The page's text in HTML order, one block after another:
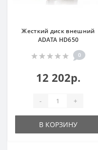
Жесткий диск внешний
ADATA HD650
0
12 202р.
- +
В КОРЗИНУ